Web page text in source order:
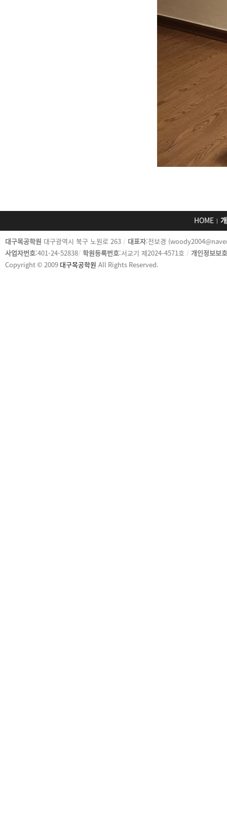
HOME
카
피
라
대구목공학원 대구광역시 북구 노원로 263 / 대표자:전보경
사업자번호:401-24-52838/ 학원등록번호:서교기 제2024-4571호 / 개인정보보
Copyright © 2009 대구목공학원 All Rights Reserved.